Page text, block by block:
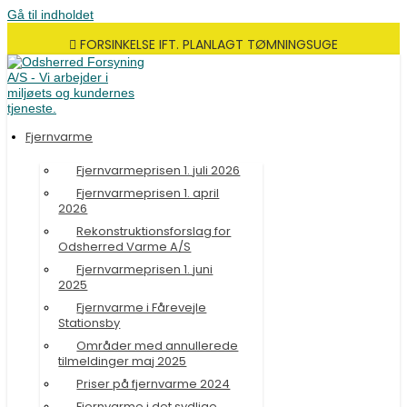
Gå til indholdet
FORSINKELSE IFT. PLANLAGT TØMNINGSUGE
Fjernvarme
Fjernvarmeprisen 1. juli 2026
Fjernvarmeprisen 1. april
2026
Rekonstruktionsforslag for
Odsherred Varme A/S
Fjernvarmeprisen 1. juni
2025
Fjernvarme i Fårevejle
Stationsby
Områder med annullerede
tilmeldinger maj 2025
Priser på fjernvarme 2024